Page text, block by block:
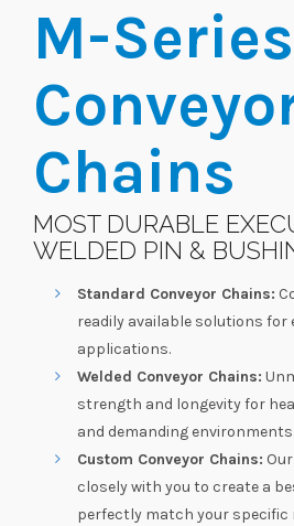
M-Series
Chains
MOST DURABLE
WELDED PIN &
Standard Conveyor Chains:
readily available solutions for
applications.
Welded Conveyor Chains:
strength and longevity for
and demanding environments.
Custom Conveyor Chains:
closely with you to create a
perfectly match your specific